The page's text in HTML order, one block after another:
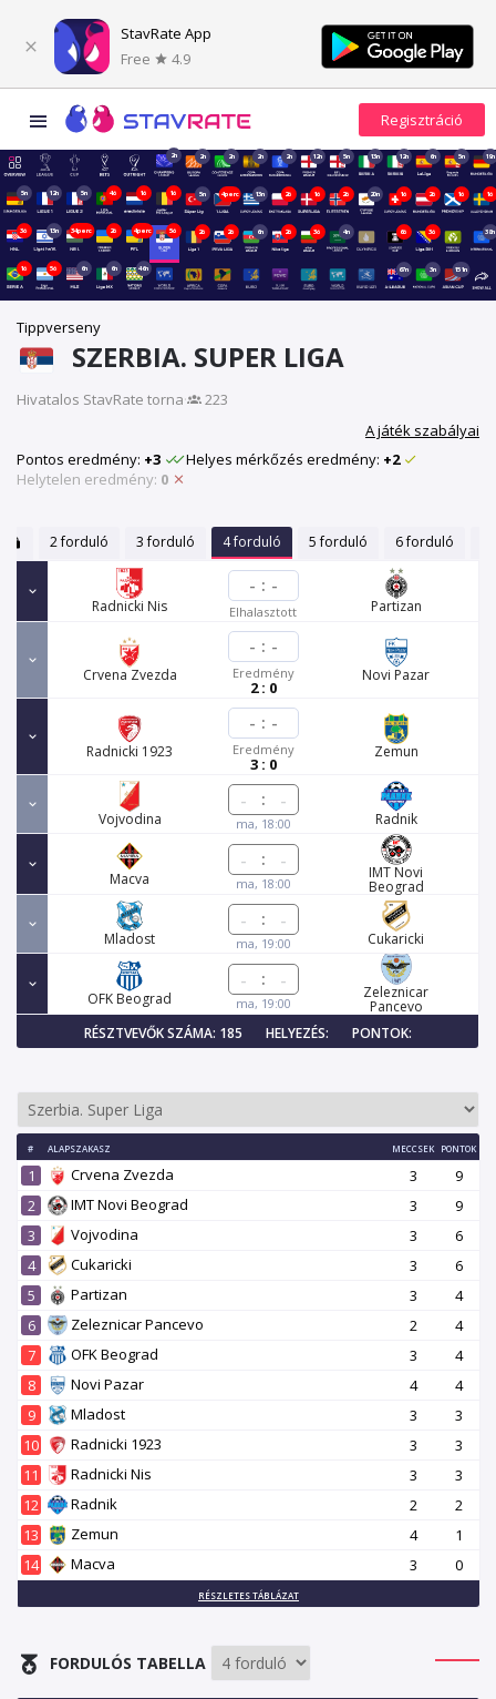
StavRate App
Free
4.9
2n 2n 2n 2n 2n 12n 5n 13n 12n 6n 5n 19n
5n 12n 5n 4ó 1ó 1ó 5n 4perc 13n 2ó 1ó 2ó 20n 1ó 2ó 1ó 1ó
3ó 13n 34perc 2ó 4perc 5ó 2ó 2ó 6n 2ó 3ó 4n 6ó 3ó 38n
1ó 5ó 6n 6n 46n 67n 3n 151n
Tippverseny
SZERBIA. SUPER LIGA
Hivatalos StavRate torna·
223
A játék szabályai
Pontos eredmény: +3 Helyes mérkőzés eredmény: +2
Helytelen eredmény: 0
2 forduló 3 forduló 4 forduló 5 forduló 6 forduló
Radnicki Nis
- : -
Elhalasztott Partizan
Crvena Zvezda
- : -
Eredmény
2 : 0
Novi Pazar
Radnicki 1923
- : -
Eredmény
3 : 0
Zemun
Vojvodina
:
ma, 18:00 Radnik
Macva
:
ma, 18:00
IMT Novi
Beograd
Mladost
:
ma, 19:00 Cukaricki
OFK Beograd
:
ma, 19:00
Zeleznicar
Pancevo
RÉSZTVEVŐK SZÁMA: 185
HELYEZÉS: PONTOK:
# ALAPSZAKASZ MECCSEK PONTOK
1 Crvena Zvezda 3
9
2
IMT Novi Beograd 3
9
3
Vojvodina 3
6
4
Cukaricki 3
6
5
Partizan 3
4
6
Zeleznicar Pancevo 2
4
7
OFK Beograd 3
4
8
Novi Pazar 4
4
9
Mladost 3
3
10
Radnicki 1923 3
3
11
Radnicki Nis 3
3
12
Radnik 2
2
13
Zemun 4
1
14
Macva 3 0
RÉSZLETES TÁBLÁZAT
FORDULÓS TABELLA